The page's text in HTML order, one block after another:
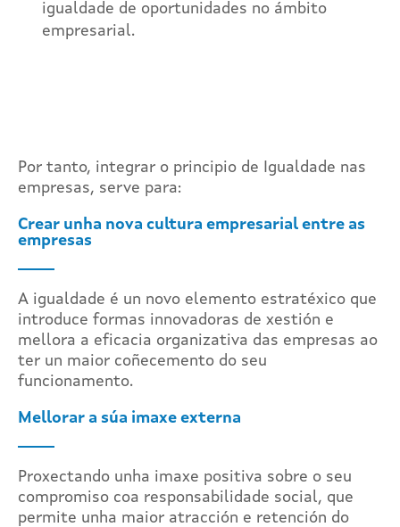
igualdade de oportunidades no ámbito
empresarial.
Por tanto, integrar o principio de Igualdade nas
empresas, serve para:
Crear unha nova cultura empresarial entre as
empresas
A igualdade é un novo elemento estratéxico que
introduce formas innovadoras de xestión e
mellora a eficacia organizativa das empresas ao
ter un maior coñecemento do seu
funcionamento.
Mellorar a súa imaxe externa
Proxectando unha imaxe positiva sobre o seu
compromiso coa responsabilidade social, que
permite unha maior atracción e retención do